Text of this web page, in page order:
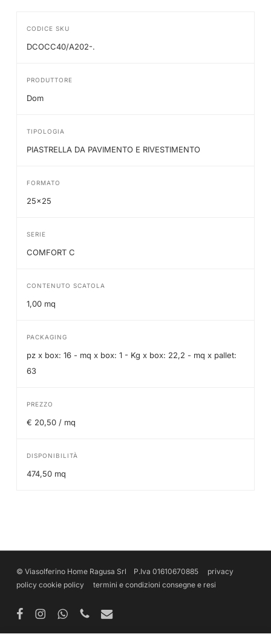
CODICE SKU
DCOCC40/A202-.
PRODUTTORE
Dom
TIPOLOGIA
PIASTRELLA DA PAVIMENTO E RIVESTIMENTO
FORMATO
25x25
SERIE
COMFORT C
CONTENUTO SCATOLA
1,00 mq
PACKAGING
pz x box: 16 - mq x box: 1 - Kg x box: 22,2 - mq x pallet:
63
PREZZO
€ 20,50 / mq
DISPONIBILITÀ
474,50 mq
© Viasolferino Home Ragusa Srl P.Iva 01610670885 privacy
policy cookie policy termini e condizioni consegne e resi
facebookinstagramwhatsappphone email